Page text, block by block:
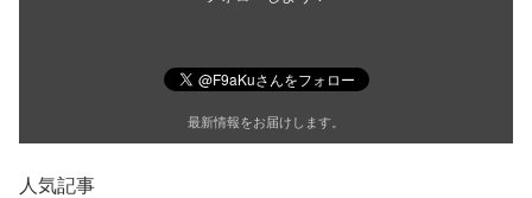
k
最新情報をお届けします。
人気記事